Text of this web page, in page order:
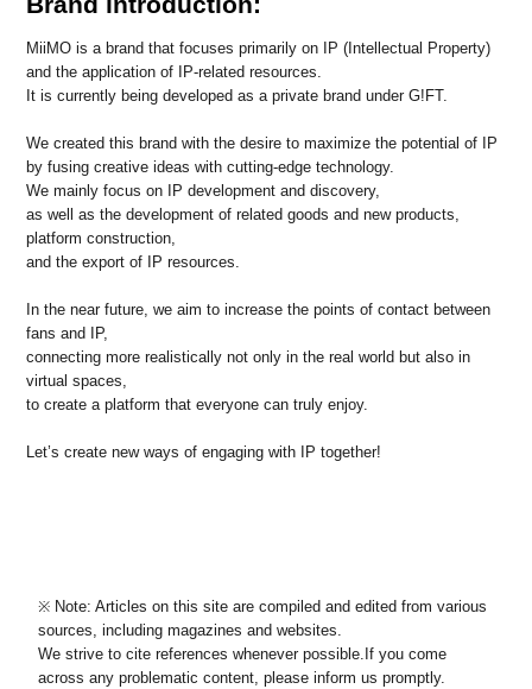
MiiMO is a brand that focuses primarily on IP (Intellectual Property)
and the application of IP-related resources.
It is currently being developed as a private brand under G!FT.
We created this brand with the desire to maximize the potential of IP
by fusing creative ideas with cutting-edge technology.
We mainly focus on IP development and discovery,
as well as the development of related goods and new products,
platform construction,
and the export of IP resources.
In the near future, we aim to increase the points of contact between
fans and IP,
connecting more realistically not only in the real world but also in
virtual spaces,
to create a platform that everyone can truly enjoy.
Let’s create new ways of engaging with IP together!
※ Note: Articles on this site are compiled and edited from various
sources, including magazines and websites.
We strive to cite references whenever possible.If you come
across any problematic content, please inform us promptly.